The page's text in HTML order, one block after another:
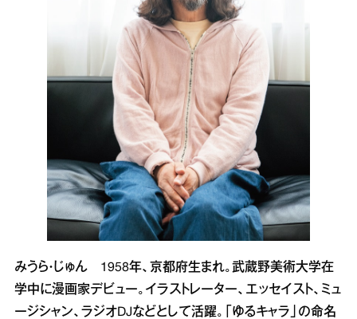
みうら・じゅん 1958年、京都府生まれ。武蔵野美術大学在
学中に漫画家デビュー。イラストレーター、エッセイスト、ミュ
ージシャン、ラジオDJなどとして活躍。「ゆるキャラ」の命名